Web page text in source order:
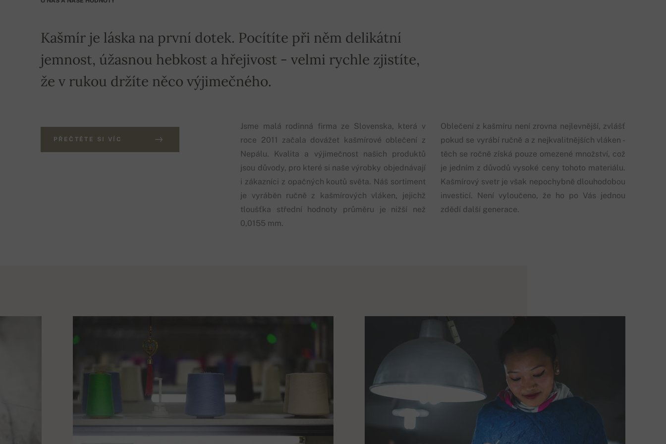
Kašmír je láska na první dotek. Pocítíte při něm delikátní
jemnost, úžasnou hebkost a hřejivost - velmi rychle zjistíte,
že v rukou držíte něco výjimečného.
Jsme malá rodinná firma ze Slovenska, která v
roce 2011 začala dovážet kašmírové oblečení z
Nepálu. Kvalita a výjimečnost našich produktů
jsou důvody, pro které si naše výrobky objednávají
i zákazníci z opačných koutů světa. Náš sortiment
je vyráběn ručně z kašmírových vláken, jejichž
tloušťka střední hodnoty průměru je nižší než
0,0155 mm.
Oblečení z kašmíru není zrovna nejlevnější, zvlášť
pokud se vyrábí ručně a z nejkvalitnějších vláken -
těch se ročně získá pouze omezené množství, což
je jedním z důvodů vysoké ceny tohoto materiálu.
Kašmírový svetr je však nepochybně dlouhodobou
investicí. Není vyloučeno, že ho po Vás jednou
zdědí další generace.
PŘEČTĚTE SI VÍC